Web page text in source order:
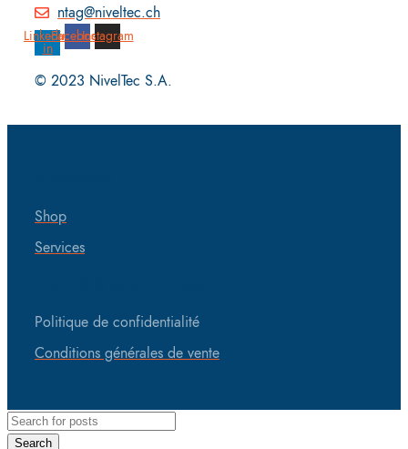
ntag@niveltec.ch
Linkedin-
in
FacebookInstagram
© 2023 NivelTec S.A.
Shop
Services
Politique de confidentialité
Conditions générales de vente
Search